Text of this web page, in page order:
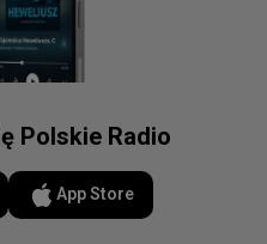
Polskie Radio
App Store